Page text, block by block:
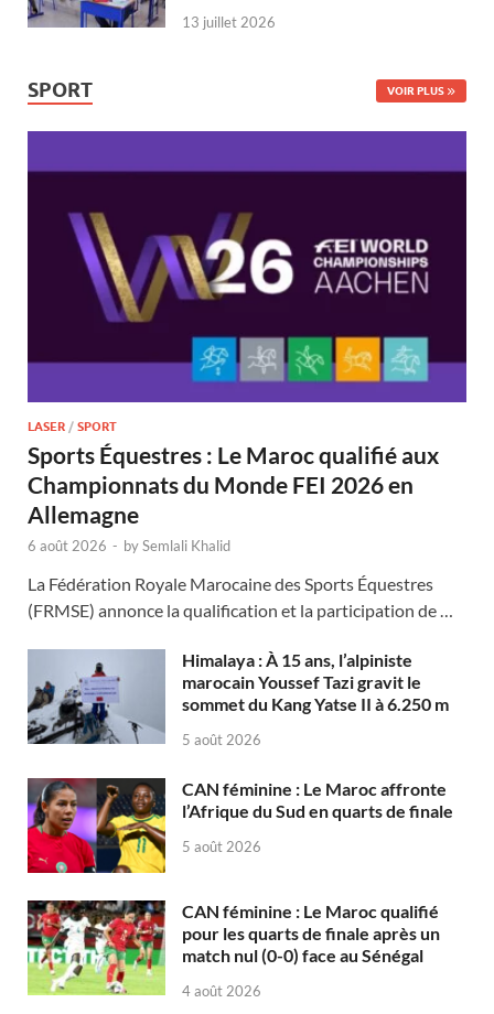
13 juillet 2026
SPORT VOIR PLUS
LASER / SPORT
Sports Équestres : Le Maroc qualifié aux
Championnats du Monde FEI 2026 en
Allemagne
6 août 2026 - bySemlali Khalid
La Fédération Royale Marocaine des Sports Équestres
(FRMSE) annonce la qualification et la participation de …
Himalaya : À 15 ans, l’alpiniste
marocain Youssef Tazi gravit le
sommet du Kang Yatse II à 6.250 m
5 août 2026
CAN féminine : Le Maroc affronte
l’Afrique du Sud en quarts de finale
5 août 2026
CAN féminine : Le Maroc qualifié
pour les quarts de finale après un
match nul (0-0) face au Sénégal
4 août 2026